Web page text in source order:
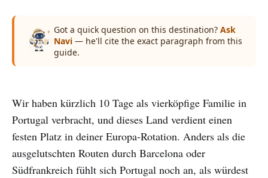
Got a quick question on this destination? Ask
Navi — he'll cite the exact paragraph from this
guide.
Wir haben kürzlich 10 Tage als vierköpfige Familie in
Portugal verbracht, und dieses Land verdient einen
festen Platz in deiner Europa-Rotation. Anders als die
ausgelutschten Routen durch Barcelona oder
Südfrankreich fühlt sich Portugal noch an, als würdest